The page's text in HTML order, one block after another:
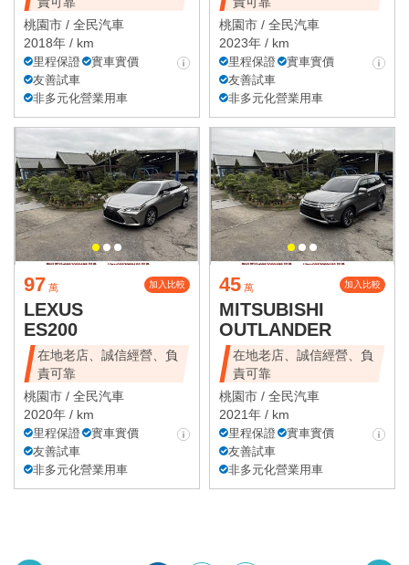
桃園市 / 全民汽車
2018年 / km
里程保證
實車實價
友善試車
非多元化營業用車
桃園市 / 全民汽車
2023年 / km
里程保證
實車實價
友善試車
非多元化營業用車
97 萬 加入比較
LEXUS
ES200
在地老店、誠信經營、負
責可靠
桃園市 / 全民汽車
2020年 / km
里程保證
實車實價
友善試車
非多元化營業用車
45 萬 加入比較
MITSUBISHI
OUTLANDER
在地老店、誠信經營、負
責可靠
桃園市 / 全民汽車
2021年 / km
里程保證
實車實價
友善試車
非多元化營業用車